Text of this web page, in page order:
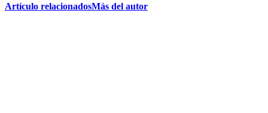
Artículo relacionadosMás del autor